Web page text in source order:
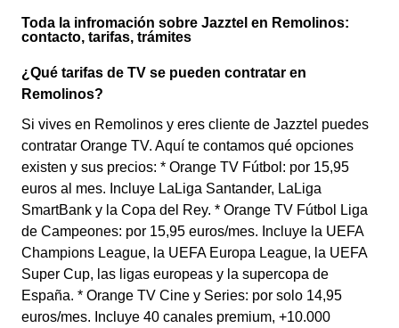
Toda la infromación sobre Jazztel en Remolinos:
contacto, tarifas, trámites
¿Qué tarifas de TV se pueden contratar en
Remolinos?
Si vives en Remolinos y eres cliente de Jazztel puedes
contratar Orange TV. Aquí te contamos qué opciones
existen y sus precios: * Orange TV Fútbol: por 15,95
euros al mes. Incluye LaLiga Santander, LaLiga
SmartBank y la Copa del Rey. * Orange TV Fútbol Liga
de Campeones: por 15,95 euros/mes. Incluye la UEFA
Champions League, la UEFA Europa League, la UEFA
Super Cup, las ligas europeas y la supercopa de
España. * Orange TV Cine y Series: por solo 14,95
euros/mes. Incluye 40 canales premium, +10.000